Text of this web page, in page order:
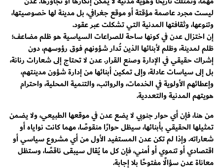
ليست مجرد عاصمة مؤقتة أو موقع جغرافي، بل مدينة لها خصوصيتها،
وتنوعها، وثقافتها المدنية التي تشكلت عبر عقود.
إن اختزال عدن في كونها ساحة للصراعات السياسية هو ظلم مضاعف؛
ظلم لمدينة، وظلم لأبنائها الذين تُدار شؤونهم فوق رؤوسهم، دون
إشراك حقيقي في الإدارة وصنع القرار. عدن لا تحتاج إلى شعارات رنانة،
بل إلى سياسات عادلة، وإلى تمكين أبنائها من إدارة شؤون مدينتهم،
وإعطائهم الأولوية في الخدمات، والرواتب، والتنمية المحلية، واحترام
هويتهم المدنية والتعددية.
من هنا، فإن أي حوار جنوبي لا يضع عدن في موقعها الطبيعي، ولا يضمن
تمثيلها الحقيقي بأبنائها، سيظل حوارًا منقوصًا، مهما كانت نواياه أو
شعاراته. وإذا لم تكن عدن المستفيد الأول من أي مشروع سياسي أو
اقتصادي أو تنموي أو أمني، فإن كل ما يُقال سيبقى ناقصًا، وستظل
معاناة عدن سؤالًا مفتوحًا بلا إجابة.